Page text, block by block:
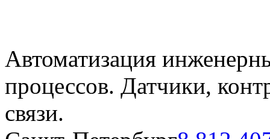
Автоматизация
процессов. Датчики,
связи.